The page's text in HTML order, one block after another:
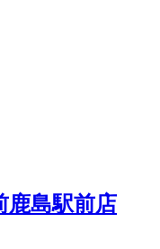
鹿島駅前店